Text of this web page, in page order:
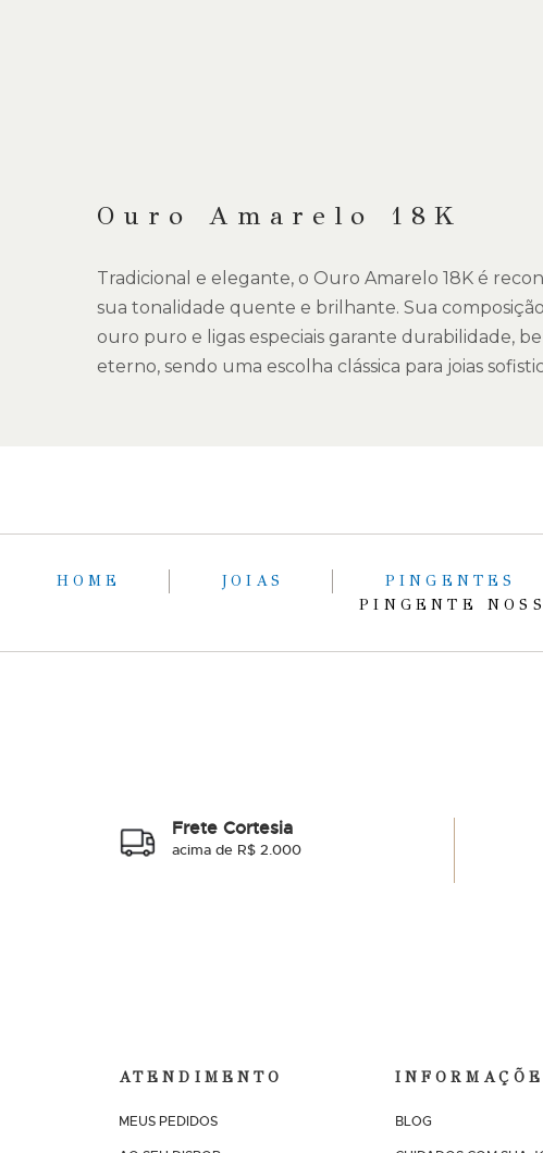
Ouro Amarelo 18K
Tradicional e elegante, o Ouro Amarelo 18K é
sua tonalidade quente e brilhante. Sua
ouro puro e ligas especiais garante durabilidade,
eterno, sendo uma escolha clássica para joias
HOME JOIAS PINGENTES
PINGENTE
Frete Cortesia
acima de R$ 2.000
ATENDIMENTO
MEUS PEDIDOS
BLOG